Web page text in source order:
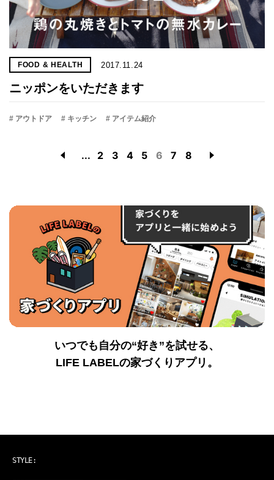
FOOD & HEALTH 2017.11.24
ニッポンをいただきます
# アウトドア # キッチン # アイテム紹介
... 2 3 4 5 6 7 8
いつでも自分の“好き”を試せる、
LIFE LABELの家づくりアプリ。
STYLE: